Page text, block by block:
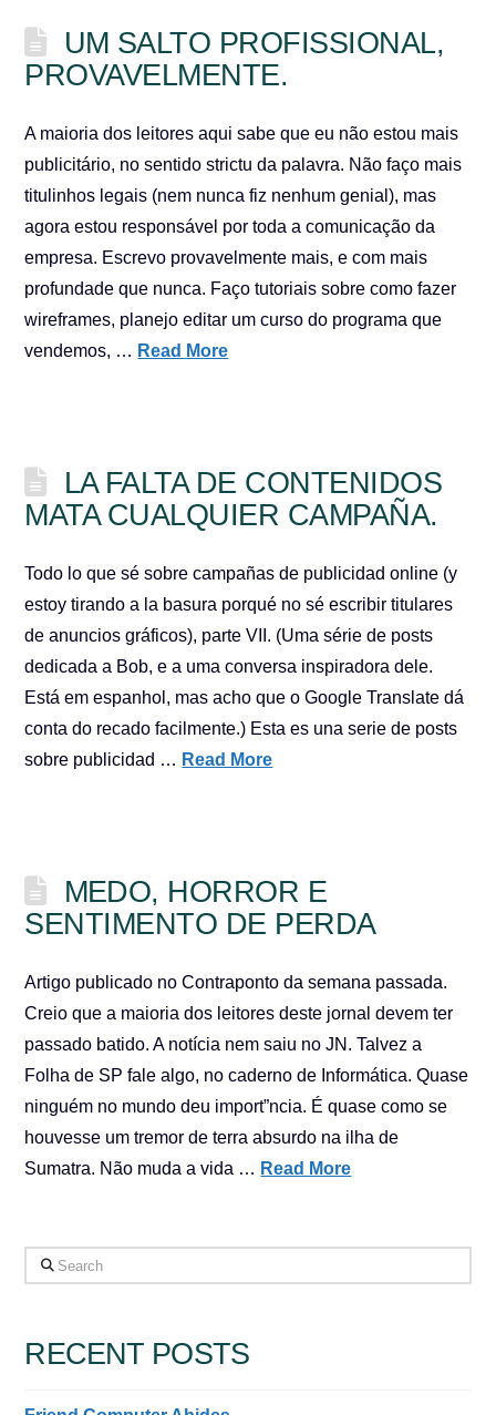
UM SALTO PROFISSIONAL,
PROVAVELMENTE.
A maioria dos leitores aqui sabe que eu não estou mais
publicitário, no sentido strictu da palavra. Não faço mais
titulinhos legais (nem nunca fiz nenhum genial), mas
agora estou responsável por toda a comunicação da
empresa. Escrevo provavelmente mais, e com mais
profundade que nunca. Faço tutoriais sobre como fazer
wireframes, planejo editar um curso do programa que
vendemos, … Read More
LA FALTA DE CONTENIDOS
MATA CUALQUIER CAMPAÑA.
Todo lo que sé sobre campañas de publicidad online (y
estoy tirando a la basura porqué no sé escribir titulares
de anuncios gráficos), parte VII. (Uma série de posts
dedicada a Bob, e a uma conversa inspiradora dele.
Está em espanhol, mas acho que o Google Translate dá
conta do recado facilmente.) Esta es una serie de posts
sobre publicidad … Read More
MEDO, HORROR E
SENTIMENTO DE PERDA
Artigo publicado no Contraponto da semana passada.
Creio que a maioria dos leitores deste jornal devem ter
passado batido. A notícia nem saiu no JN. Talvez a
Folha de SP fale algo, no caderno de Informática. Quase
ninguém no mundo deu import”ncia. É quase como se
houvesse um tremor de terra absurdo na ilha de
Sumatra. Não muda a vida … Read More
Search
RECENT POSTS